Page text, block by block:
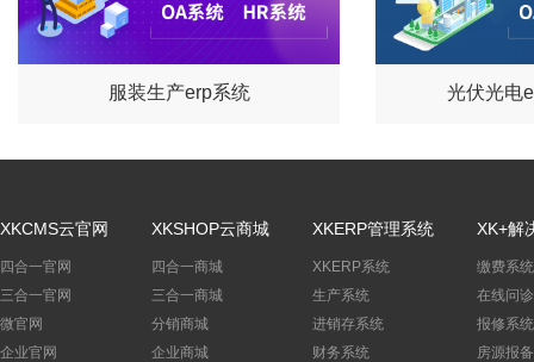
服装生产erp系统 光伏光电
XKCMS云官网
四合一官网
三合一官网
微官网
企业官网
XKSHOP云商城
四合一商城
三合一商城
分销商城
企业商城
XKERP管理系统
XKERP系统
生产系统
进销存系统
财务系统
XK+解
缴费系统
在线问
报修系
房源报